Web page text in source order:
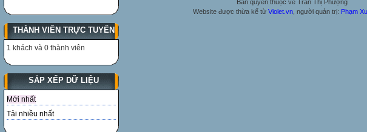
THÀNH VIÊN TRỰC TUYẾN
1 khách và 0 thành viên
SẮP XẾP DỮ LIỆU
Mới nhất
Tải nhiều nhất
Bản quyền thuộc về Trần Thị Phượng
Website được thừa kế từ Violet.vn, người quản trị: Phạm